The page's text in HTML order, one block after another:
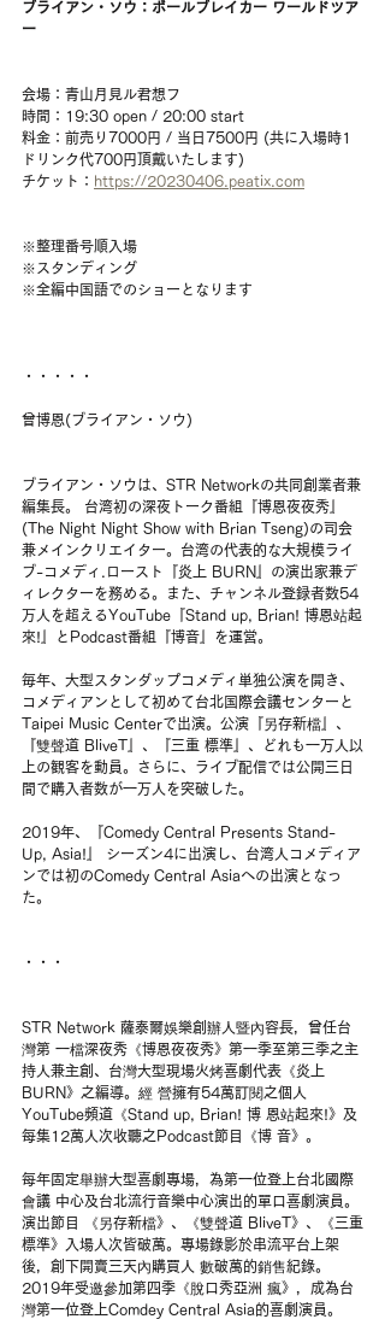
ブライアン・ソウ：ボールブレイカー ワールドツア
ー
会場：青山月見ル君想フ
時間：19:30 open / 20:00 start
料金：前売り7000円 / 当日7500円 (共に入場時1
ドリンク代700円頂戴いたします)
チケット： https://20230406.peatix.com
※整理番号順入場
※スタンディング
※全編中国語でのショーとなります
・・・・・
曾博恩(ブライアン・ソウ)
ブライアン・ソウは、STR Networkの共同創業者兼
編集長。 台湾初の深夜トーク番組『博恩夜夜秀』
(The Night Night Show with Brian Tseng)の司会
兼メインクリエイター。台湾の代表的な大規模ライ
ブ-コメディ.ロースト『炎上 BURN』の演出家兼デ
ィレクターを務める。また、チャンネル登録者数54
万人を超えるYouTube『Stand up, Brian! 博恩站起
來!』とPodcast番組『博音』を運営。
毎年、大型スタンダップコメディ単独公演を開き、
コメディアンとして初めて台北国際会議センターと
Taipei Music Centerで出演。公演『另存新檔』、
『雙聲道 BliveT』、『三重 標準』、どれも一万人以
上の観客を動員。さらに、ライブ配信では公開三日
間で購入者数が一万人を突破した。
2019年、『Comedy Central Presents Stand-
Up, Asia!』 シーズン4に出演し、台湾人コメディア
ンでは初のComedy Central Asiaへの出演となっ
た。
・・・
STR Network 薩泰爾娛樂創辦人暨內容長，曾任台
灣第 一檔深夜秀《博恩夜夜秀》第一季至第三季之主
持人兼主創、台灣大型現場火烤喜劇代表《炎上
BURN》之編導。經 營擁有54萬訂閱之個人
YouTube頻道《Stand up, Brian! 博 恩站起來!》及
每集12萬人次收聽之Podcast節目《博 音》。
每年固定舉辦大型喜劇專場，為第一位登上台北國際
會議 中心及台北流行音樂中心演出的單口喜劇演員。
演出節目 《另存新檔》、《雙聲道 BliveT》、《三重
標準》入場人次皆破萬。專場錄影於串流平台上架
後，創下開賣三天內購買人 數破萬的銷售紀錄。
2019年受邀參加第四季《脫口秀亞洲 瘋》，成為台
灣第一位登上Comdey Central Asia的喜劇演員。